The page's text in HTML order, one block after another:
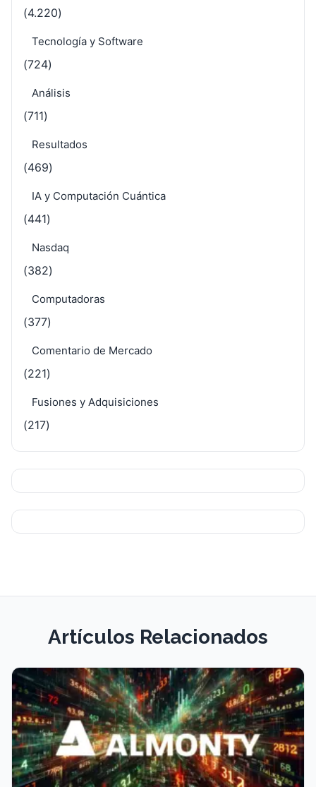
(4.220)
Tecnología y Software
(724)
Análisis
(711)
Resultados
(469)
IA y Computación Cuántica
(441)
Nasdaq
(382)
Computadoras
(377)
Comentario de Mercado
(221)
Fusiones y Adquisiciones
(217)
Artículos Relacionados